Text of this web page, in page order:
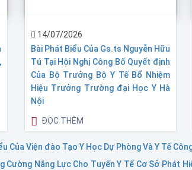
14/07/2026
Bài Phát Biểu Của Gs.ts Nguyễn Hữu
Tú Tại Hội Nghị Công Bố Quyết định
Của Bộ Trưởng Bộ Y Tế Bổ Nhiệm
Hiệu Trưởng Trường đại Học Y Hà
Nội
ĐỌC THÊM
Của Viện đào Tạo Y Học Dự Phòng Và Y Tế
Năng Lực Cho Tuyến Y Tế Cơ Sở Phát